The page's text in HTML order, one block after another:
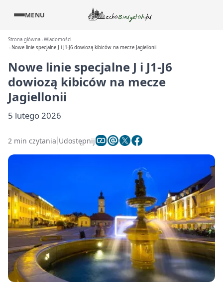
MENU
Strona główna Wiadomości
Nowe linie specjalne J i J1-J6 dowiozą kibiców na mecze Jagiellonii
Nowe linie specjalne J i J1-J6
dowiozą kibiców na mecze
Jagiellonii
5 lutego 2026
2 min czytania Udostępnij